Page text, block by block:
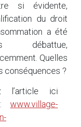
si évidente,
du droit
a été
débattue,
Quelles
conséquences ?
l’article ici
: www.village-